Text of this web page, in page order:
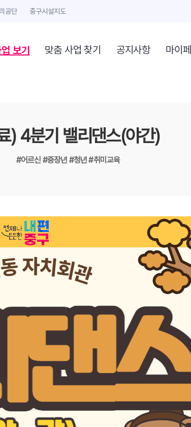
공단 중구시설지도
보기 맞춤 사업 찾기 공지사항 마이
) 4분기 밸리댄스(야간)
#어르신#중장년#청년#취미교육